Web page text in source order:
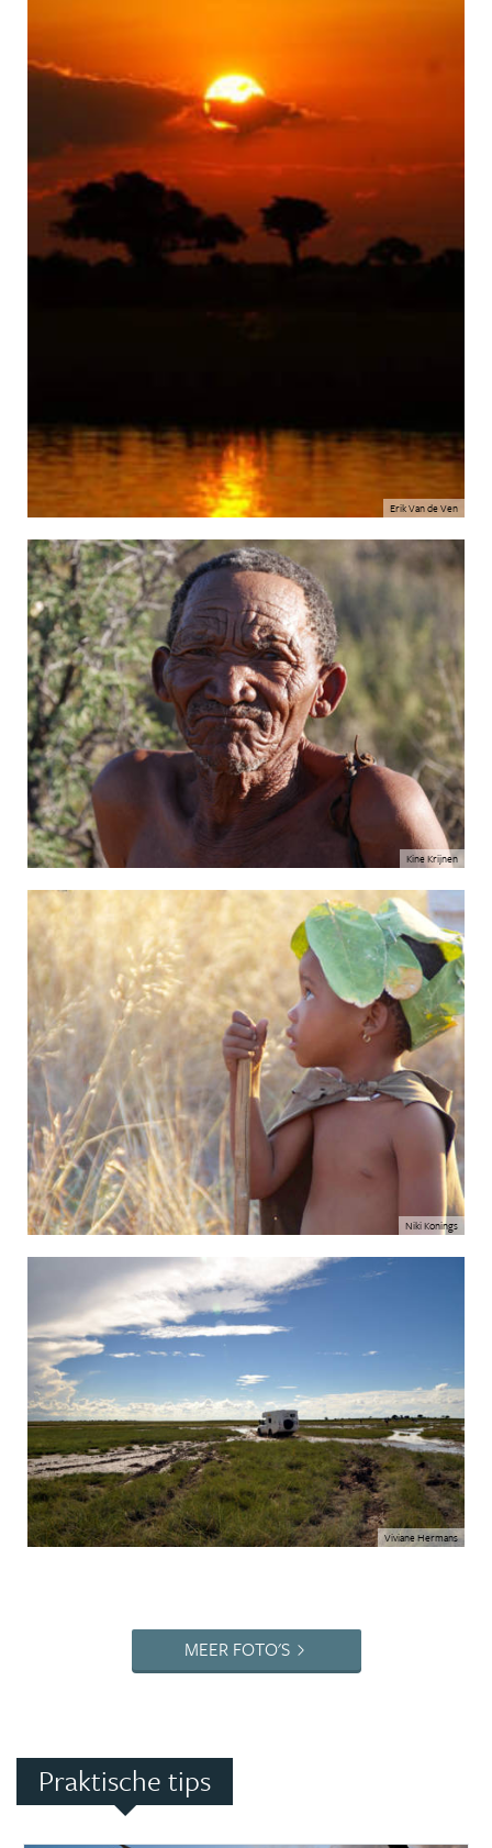
Erik Van de Ven
Kine Krijnen
Niki Konings
Viviane Hermans
MEER FOTO'S
Praktische tips